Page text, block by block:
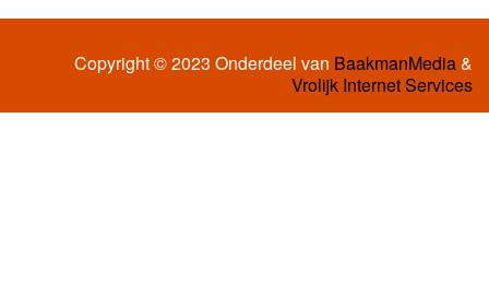
Copyright © 2023 Onderdeel van BaakmanMedia&
Vrolijk Internet Services